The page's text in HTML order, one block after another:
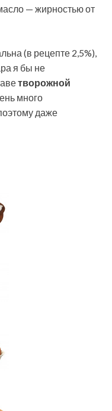
— жирностью от
(в рецепте 2,5%),
я бы не
творожной
много
даже